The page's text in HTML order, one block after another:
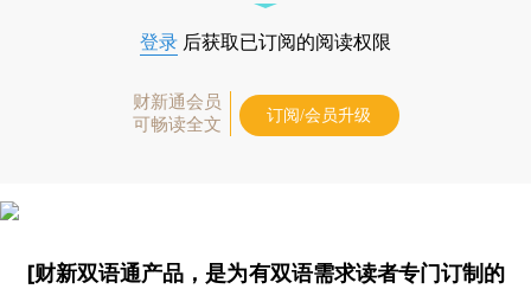
登录 后获取已订阅的阅读权限
财新通会员
可畅读全文
订阅/会员升级
[财新双语通产品，是为有双语需求读者专门订制的